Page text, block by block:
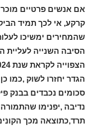
אם אנשים פרטיים
קרקע, אי לכך תמיד
שהמחירים ימשיכו
הסיבה השנייה לעליית
הגדר יחזרו לשוק ,כמו
סכומים נכבדים בבנק
נדיבה ,יפנימו
תרד,כתוצאה מכך